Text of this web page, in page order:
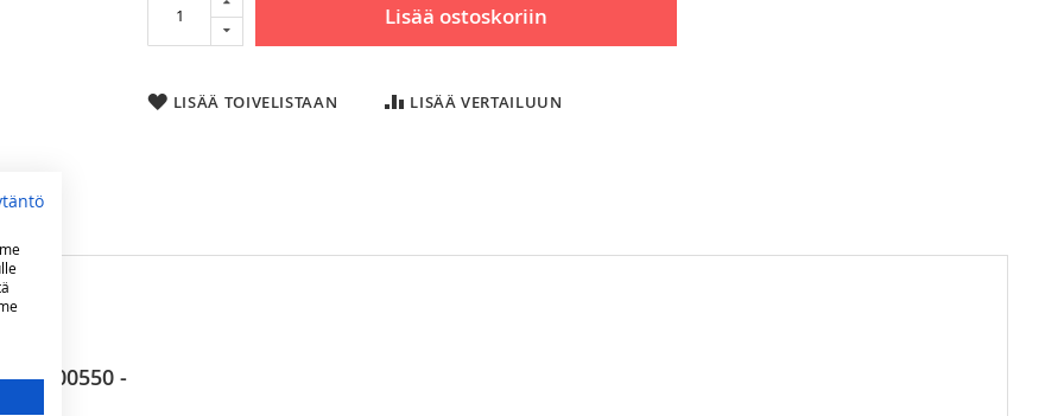
Lisää ostoskoriin
LISÄÄ TOIVELISTAAN LISÄÄ VERTAILUUN
Helsingissä, 50-60cm liedet, postinumeroalueet 00550 -